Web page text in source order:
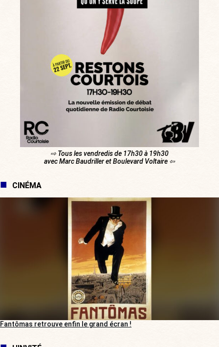
⇨ Tous les vendredis de 17h30 à 19h30
avec Marc Baudriller et Boulevard Voltaire ⇦
CINÉMA
Fantômas retrouve enfin le grand écran !